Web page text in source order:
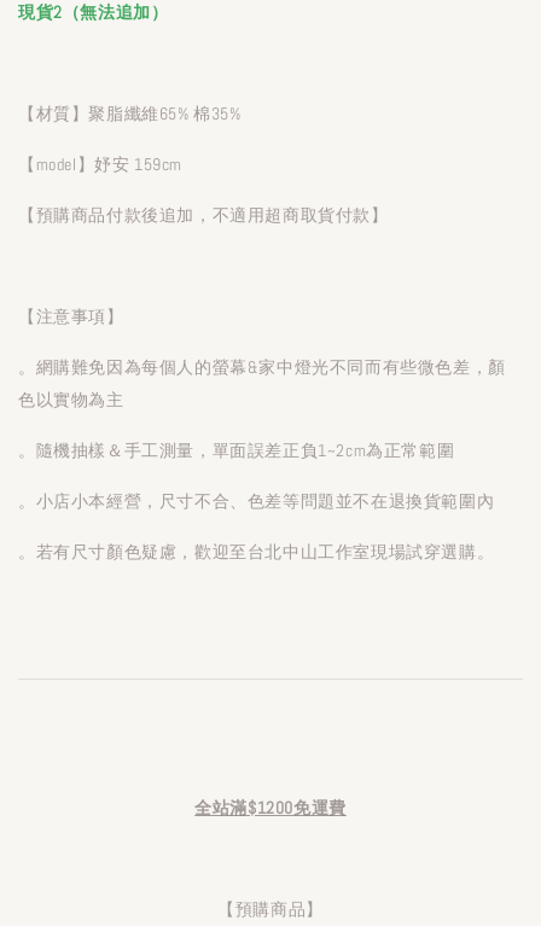
現貨2（無法追加）
【材質】聚脂纖維65% 棉35%
【model】妤安 159cm
【預購商品付款後追加，不適用超商取貨付款】
【注意事項】
。網購難免因為每個人的螢幕&家中燈光不同而有些微色差，顏
色以實物為主
。隨機抽樣＆手工測量，單面誤差正負1~2cm為正常範圍
。小店小本經營，尺寸不合、色差等問題並不在退換貨範圍內
。若有尺寸顏色疑慮，歡迎至台北中山工作室現場試穿選購。
全站滿$1200免運費
【預購商品】